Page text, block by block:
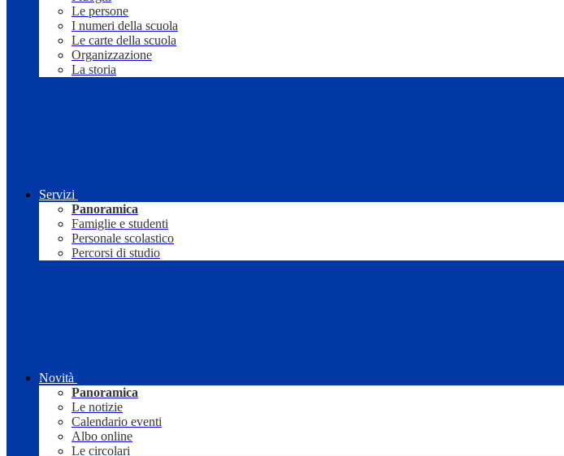
Le persone
I numeri della scuola
Le carte della scuola
Organizzazione
La storia
Servizi
Panoramica
Famiglie e studenti
Personale scolastico
Percorsi di studio
Novità
Panoramica
Le notizie
Calendario eventi
Albo online
Le circolari